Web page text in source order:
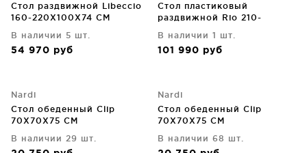
Стол раздвижной Libeccio
160-220X100X74 CM
В наличии 5 шт.
54 970 руб
Стол пластиковый
раздвижной Rio 210-
В наличии 1 шт.
101 990 руб
Nardi
Стол обеденный Clip
70X70X75 CM
В наличии 29 шт.
Nardi
Стол обеденный Clip
70X70X75 CM
В наличии 68 шт.